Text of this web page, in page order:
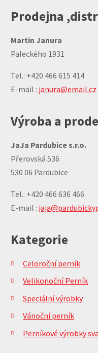
Prodejna
Martin Janura
Paleckého 1931
Tel.: +420 466 615 414
E-mail : janura@email.cz
Výroba a
JaJa Pardubice s.r.o.
Přerovská 536
530 06 Pardubice
Tel.: +420 466 636 466
E-mail :
Kategorie
Celoroční perník
Velikonoční Perník
Speciální výrobky
Vánoční perník
Perníkové výrobky